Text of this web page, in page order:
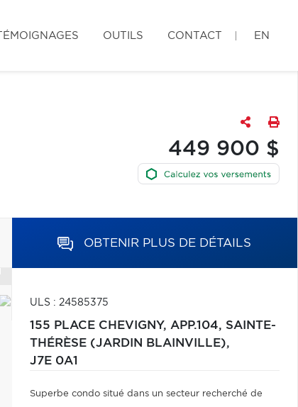
TÉMOIGNAGES OUTILS CONTACT EN
449 900 $
OBTENIR PLUS DE DÉTAILS
ULS : 24585375
155 PLACE CHEVIGNY, APP.104, SAINTE-
THÉRÈSE (JARDIN BLAINVILLE),
J7E 0A1
Superbe condo situé dans un secteur recherché de